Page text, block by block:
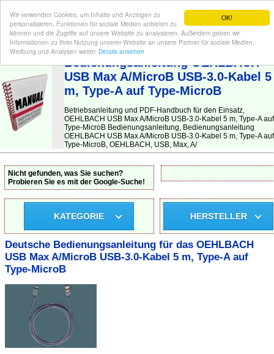
OK!
Wir verwenden Cookies, um Inhalte und Anzeigen zu
personalisieren, Funktionen für soziale Medien anbieten zu
können und die Zugriffe auf unsere Website zu analysieren. Außerdem geben wir
Informationen zu Ihrer Nutzung unserer Website an unsere Partner für soziale Medien,
Werbung und Analysen weiter. Details ansehen
BEDIENUNGSANLEITUNG| Hier finden Sie die deutsche Anleitung!
Bedienungsanleitung OEHLBACH
USB Max A/MicroB USB-3.0-Kabel 5
m, Type-A auf Type-MicroB
Betriebsanleitung und PDF-Handbuch für den Einsatz,
OEHLBACH USB Max A/MicroB USB-3.0-Kabel 5 m, Type-A auf
Type-MicroB Bedienungsanleitung, Bedienungsanleitung
OEHLBACH USB Max A/MicroB USB-3.0-Kabel 5 m, Type-A auf
Type-MicroB, OEHLBACH, USB, Max, A/
Nicht gefunden, was Sie suchen?
Probieren Sie es mit der Google-Suche!
KATEGORIE HERSTELLER
Deutsche Bedienungsanleitung für das OEHLBACH
USB Max A/MicroB USB-3.0-Kabel 5 m, Type-A auf
Type-MicroB